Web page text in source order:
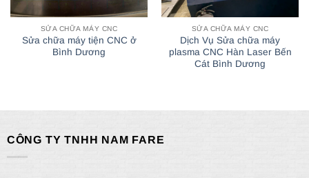
SỬA CHỮA MÁY CNC
Sửa chữa máy tiện CNC ở
Bình Dương
SỬA CHỮA MÁY CNC
Dịch Vụ Sửa chữa máy
plasma CNC Hàn Laser Bến
Cát Bình Dương
CÔNG TY TNHH NAM FARE